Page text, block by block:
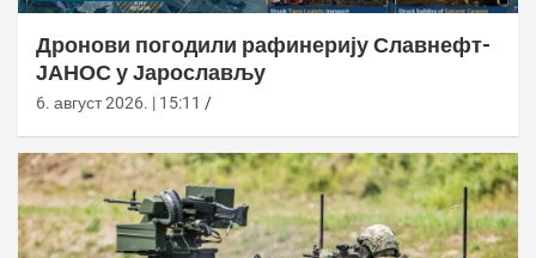
Дронови погодили рафинерију Славнефт-
ЈАНОС у Јарослављу
6. август 2026. | 15:11